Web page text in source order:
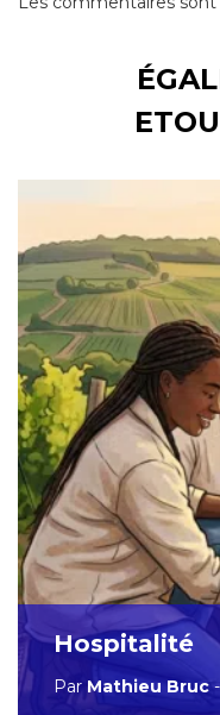
Hospitalité
Par Mathieu Bruc-